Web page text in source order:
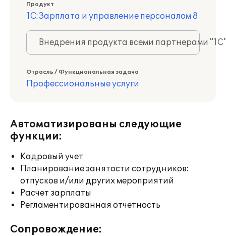
Продукт
1С:Зарплата и управление персоналом 8
Внедрения продукта всеми партнерами
Отрасль / Функциональная задача
Профессиональные услуги
Автоматизированы следующие
функции:
Кадровый учет
Планирование занятости сотрудников:
отпусков и/или других мероприятий
Расчет зарплаты
Регламентированная отчетность
Сопровождение: